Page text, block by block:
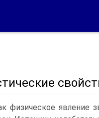
физическое явление